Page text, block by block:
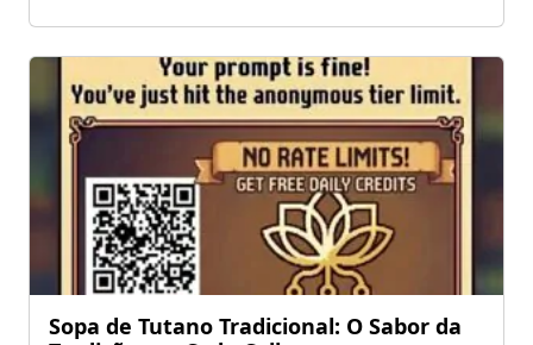
Sopa de Tutano Tradicional: O Sabor da